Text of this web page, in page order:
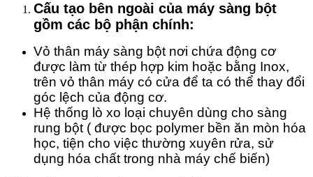
Cấu tạo bên ngoài của máy sàng bột
gồm các bộ phận chính:
Vỏ thân máy sàng bột nơi chứa động cơ
được làm từ thép hợp kim hoặc bằng Inox,
trên vỏ thân máy có cửa để ta có thể thay đổi
góc lệch của động cơ.
Hệ thống lò xo loại chuyên dùng cho sàng
rung bột ( được bọc polymer bền ăn mòn hóa
học, tiện cho việc thường xuyên rửa, sử
dụng hóa chất trong nhà máy chế biến)